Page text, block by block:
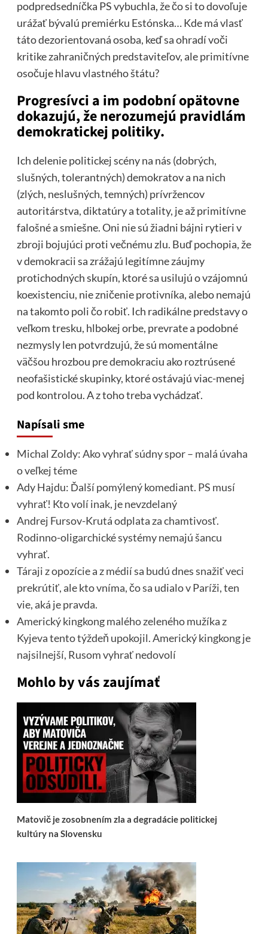
podpredsedníčka PS vybuchla, že čo si to dovoľuje
urážať bývalú premiérku Estónska… Kde má vlasť
táto dezorientovaná osoba, keď sa ohradí voči
kritike zahraničných predstaviteľov, ale primitívne
osočuje hlavu vlastného štátu?
Progresívci a im podobní opätovne
dokazujú, že nerozumejú pravidlám
demokratickej politiky.
Ich delenie politickej scény na nás (dobrých,
slušných, tolerantných) demokratov a na nich
(zlých, neslušných, temných) prívržencov
autoritárstva, diktatúry a totality, je až primitívne
falošné a smiešne. Oni nie sú žiadni bájni rytieri v
zbroji bojujúci proti večnému zlu. Buď pochopia, že
v demokracii sa zrážajú legitímne záujmy
protichodných skupín, ktoré sa usilujú o vzájomnú
koexistenciu, nie zničenie protivníka, alebo nemajú
na takomto poli čo robiť. Ich radikálne predstavy o
veľkom tresku, hlbokej orbe, prevrate a podobné
nezmysly len potvrdzujú, že sú momentálne
väčšou hrozbou pre demokraciu ako roztrúsené
neofašistické skupinky, ktoré ostávajú viac-menej
pod kontrolou. A z toho treba vychádzať.
Napísali sme
Michal Zoldy: Ako vyhrať súdny spor – malá úvaha
o veľkej téme
Ady Hajdu: Ďalší pomýlený komediant. PS musí
vyhrať! Kto volí inak, je nevzdelaný
Andrej Fursov-Krutá odplata za chamtivosť.
Rodinno-oligarchické systémy nemajú šancu
vyhrať.
Táraji z opozície a z médií sa budú dnes snažiť veci
prekrútiť, ale kto vníma, čo sa udialo v Paríži, ten
vie, aká je pravda.
Americký kingkong malého zeleného mužíka z
Kyjeva tento týždeň upokojil. Americký kingkong je
najsilnejší, Rusom vyhrať nedovolí
Mohlo by vás zaujímať
Matovič je zosobnením zla a degradácie politickej
kultúry na Slovensku